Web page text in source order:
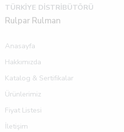
TÜRKİYE DİSTRİBÜTÖRÜ
Rulpar Rulman
Anasayfa
Hakkımızda
Katalog & Sertifikalar
Ürünlerimiz
Fiyat Listesi
İletişim